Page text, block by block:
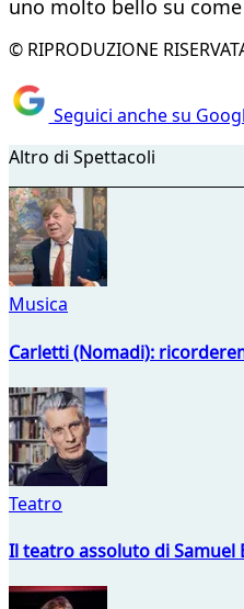
uno molto bello su
© RIPRODUZIONE
Seguici anche su
Altro di Spettacoli
Musica
Carletti (Nomadi):
Teatro
Il teatro assoluto di Samuel